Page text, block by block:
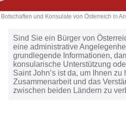
Botschaften und Konsulate von Österreich in
Sind Sie ein Bürger von
eine administrative
grundlegende Informationen,
konsularische Unterstützung
Saint John’s ist da, um Ihnen
Zusammenarbeit und das
zwischen beiden Ländern zu